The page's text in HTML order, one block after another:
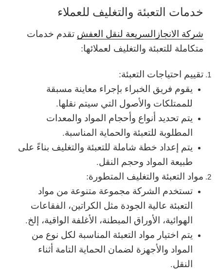
خدمات التعبئة والتغليف للعملاء
شركة الانجازالسريعة لنقل العفش تقدم خدمات
متكاملة للتعبئة والتغليف لعملائها:
تقييم احتياجات التعبئة:
يقوم فريق الخبراء بإجراء معاينة مسبقة
للممتلكات والأصول التي سيتم نقلها.
يتم تحديد أنواع وأحجام المواد والمعدات
المطلوبة للتعبئة والحماية المناسبة.
يتم إعداد خطة شاملة للتعبئة والتغليف بناءً على
طبيعة المواد وحجم النقل.
مواد التعبئة والتغليف المتطورة:
تستخدم الشركة مجموعة متنوعة من مواد
التعبئة عالية الجودة مثل الكراتين، الفقاعات
الهوائية، الأوراق المبطنة، الأغلفة الواقية، إلخ.
يتم اختيار مواد التعبئة المناسبة لكل نوع من
المواد والأجهزة لضمان الحماية التامة أثناء
النقل.